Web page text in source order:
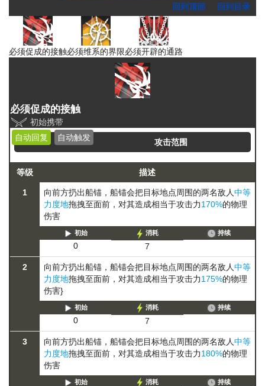
回到顶部 回到目录
必须促成的接触必须维系的界限必须开辟的通路
必须促成的接触
初始携带
自动回复
自动触发 攻击范围
等级 描述
1 向前方扔出船锚，船锚会把目标地点周围的两名敌人中等
力度地拖拽至面前，对其造成相当于攻击力170%的物理
伤害
初始
0
消耗
7
持续
2 向前方扔出船锚，船锚会把目标地点周围的两名敌人中等
力度地拖拽至面前，对其造成相当于攻击力175%的物理
伤害}
初始
0
消耗
7
持续
3 向前方扔出船锚，船锚会把目标地点周围的两名敌人中等
力度地拖拽至面前，对其造成相当于攻击力180%的物理
伤害
初始 消耗 持续